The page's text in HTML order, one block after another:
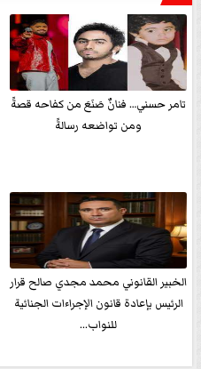
تامر حسني… فنانٌ صَنَعَ من كفاحه قصةً
ومن تواضعه رسالةً
الخبير القانوني محمد مجدي صالح قرار
الرئيس بإعادة قانون الإجراءات الجنائية
للنواب...